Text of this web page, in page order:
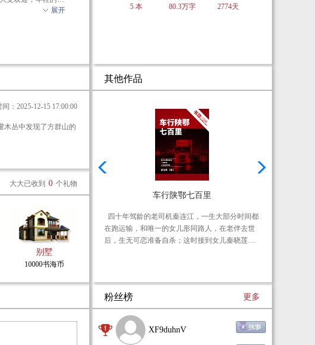
剧了解到在这片广
展开
：2025-12-15 17:00:00
大大已收到 0 个礼物
别墅
10000书海币
5 本
80.3万字
2774天
其他作品
出版简体作品上
品】
打造国之重器电
车行陕鄂七百里
四十年驾龄的老司机秦连江，一生大部分时间都
在跑运输，和唯一的女儿形同路人，在老伴去世
后，生无可恋准备自杀；这时接到女儿秦晓莲的
去捐给武汉人民，路上遇到不畏病毒的医护人
员，骗取物资的恶人……
粉丝榜 更多
XF9duhnV